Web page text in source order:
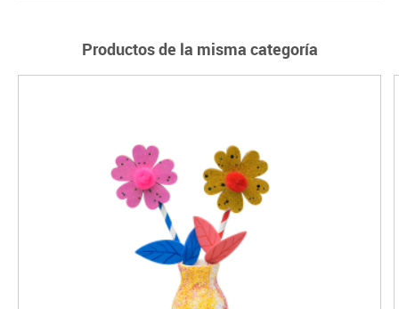
Productos de la misma categoría